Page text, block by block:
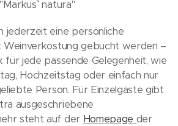
natura"
jederzeit eine persönliche
Weinverkostung gebucht werden –
für jede passende Gelegenheit, wie
Hochzeitstag oder einfach nur
Person. Für Einzelgäste gibt
ausgeschriebene
steht auf der Homepage der